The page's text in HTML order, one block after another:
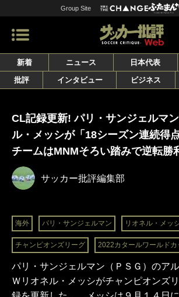
Group Site
新着 ニュース 日本代表
批評
インタビュー ビジネス
CL記録更新! パリ・サンジェルマ
ル・メッシが「18シーズン連続得
チームはMNMそろい踏みで逆転勝
サッカー批評編集部
海外 パリ・サンジェルマン リオネル・メッ
チャンピオンズリーグ 2022カタールワールドカ
パリ・サンジェルマン（ＰＳＧ）のア
Ｗリオネル・メッシがチャンピオンズ